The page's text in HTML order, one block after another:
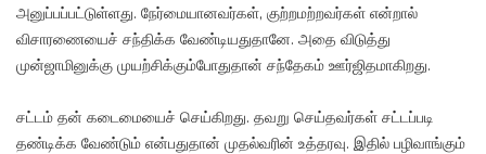
அனுப்பப்பட்டுள்ளது. நேர்மையானவர்கள், குற்றமற்றவர்கள் என்றால்
விசாரணையைச் சந்திக்க வேண்டியதுதானே. அதை விடுத்து
முன்ஜாமினுக்கு முயற்சிக்கும்போதுதான் சந்தேகம் ஊர்ஜிதமாகிறது.
சட்டம் தன் கடைமையைச் செய்கிறது. தவறு செய்தவர்கள் சட்டப்படி
தண்டிக்க வேண்டும் என்பதுதான் முதல்வரின் உத்தரவு. இதில் பழிவாங்கும்